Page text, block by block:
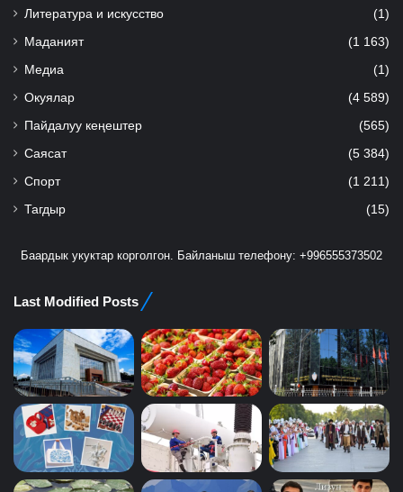
Литература и искусство (1)
Маданият (1 163)
Медиа (1)
Окуялар (4 589)
Пайдалуу кеңештер (565)
Саясат (5 384)
Спорт (1 211)
Тагдыр (15)
Баардык укуктар корголгон. Байланыш телефону: +996555373502
Last Modified Posts